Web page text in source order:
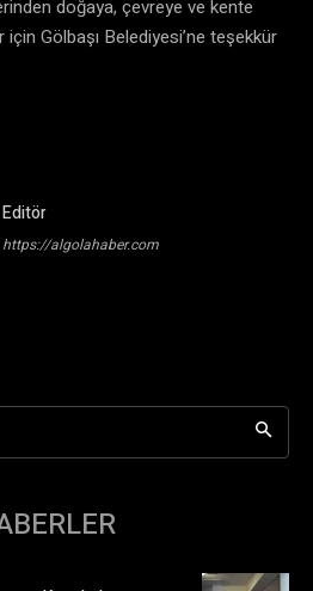
doğaya, çevreye ve kente
için Gölbaşı Belediyesi’ne teşekkür
Editör
https://algolahaber.com